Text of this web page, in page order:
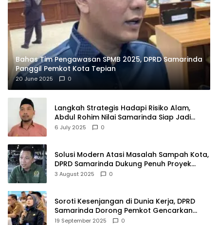
Bahas Tim Pengawasan SPMB 2025, DPRD Samarinda
Panggil Pemkot Kota Tepian
20 June 2025 0
Langkah Strategis Hadapi Risiko Alam,
Abdul Rohim Nilai Samarinda Siap Jadi
Pusat Logistik Bencana Kalimantan
6 July 2025 0
Solusi Modern Atasi Masalah Sampah Kota,
DPRD Samarinda Dukung Penuh Proyek
PLTSA
3 August 2025 0
Soroti Kesenjangan di Dunia Kerja, DPRD
Samarinda Dorong Pemkot Gencarkan
Pemberdayaan Perempuan
19 September 2025 0